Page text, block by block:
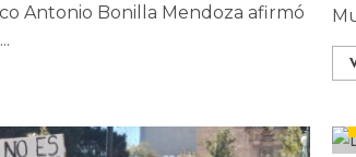
Antonio Bonilla Mendoza afirmó